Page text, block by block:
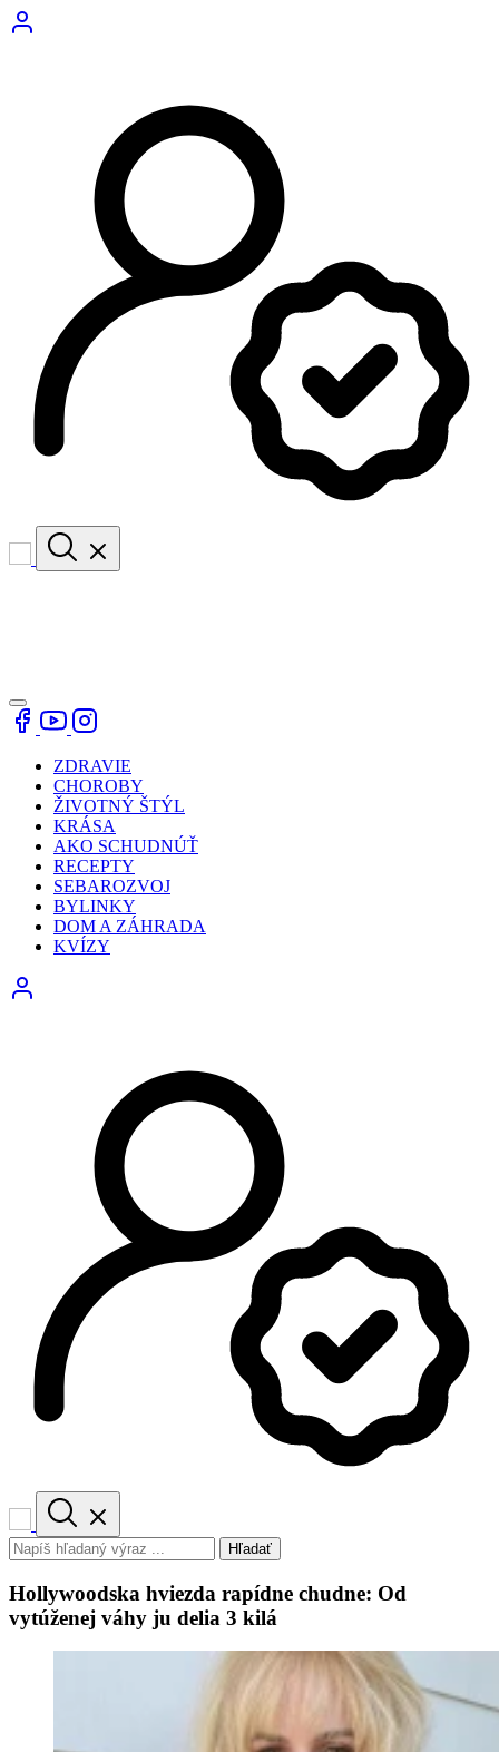
ZDRAVIE
CHOROBY
ŽIVOTNÝ ŠTÝL
KRÁSA
AKO SCHUDNÚŤ
RECEPTY
SEBAROZVOJ
BYLINKY
DOM A ZÁHRADA
KVÍZY
Hľadať
Hollywoodska hviezda rapídne chudne: Od
vytúženej váhy ju delia 3 kilá